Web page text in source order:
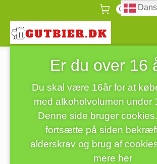
0
Erdinger Weissbier Du er her:
Forside
Er du over 16
Du skal være 16år for at
med alkoholvolumen under
Denne side bruger
fortsætte på siden
alderskrav og brug af
mere her